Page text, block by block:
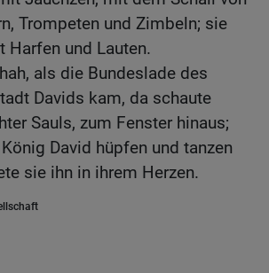
Trompeten und Zimbeln; sie
Harfen und Lauten.
als die Bundeslade des
Davids kam, da schaute
Sauls, zum Fenster hinaus;
David hüpfen und tanzen
sie ihn in ihrem Herzen.